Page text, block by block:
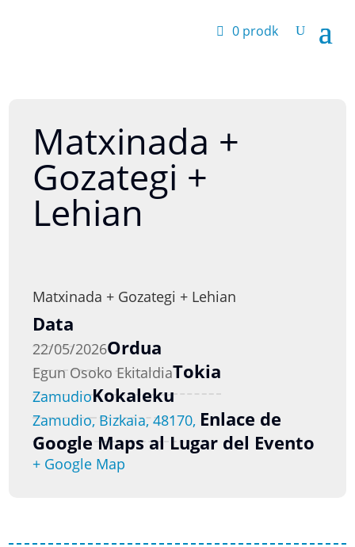
0 prodk
Matxinada +
Gozategi +
Lehian
Matxinada + Gozategi + Lehian
Data
22/05/2026Ordua
Egun Osoko EkitaldiaTokia
ZamudioKokaleku
Zamudio, Bizkaia, 48170, Enlace de
Google Maps al Lugar del Evento
+ Google Map